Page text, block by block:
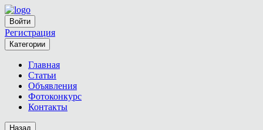
Войти
Регистрация
Категории
Главная
Статьи
Объявления
Фотоконкурс
Контакты
Назад